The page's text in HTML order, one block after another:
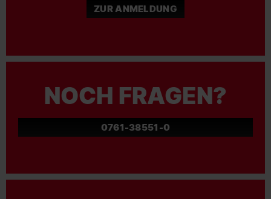
ZUR ANMELDUNG
NOCH FRAGEN?
0761-38551-0